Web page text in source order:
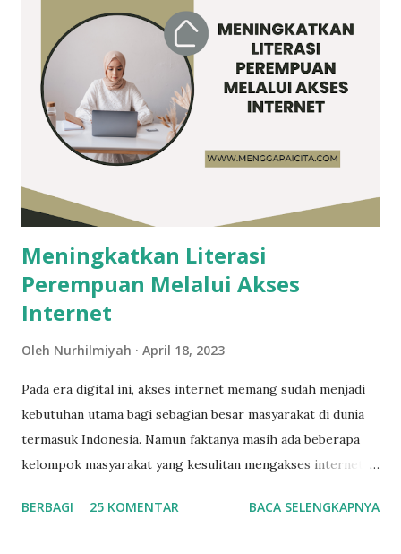
rencana pergi bersama ke suatu tempat. Sebagai seorang
manusia, pantaskah membeda-bedakan orang berdasarkan
subjektivitas? Misalnya, karena mudah diajak nongki ke sana
ke sini, pergi konferensi internasional bareng ke luar
negeri, makan siang bersama di ruang milik semua namun
hanya mengajak bicara teman satu circle-nya. Hal ini sangat
circle pertemanan / Sumber: Kibrispdr Sikap dan Pe...
Meningkatkan Literasi
Perempuan Melalui Akses
Internet
Oleh Nurhilmiyah April 18, 2023
Pada era digital ini, akses internet memang sudah menjadi
kebutuhan utama bagi sebagian besar masyarakat di dunia
termasuk Indonesia. Namun faktanya masih ada beberapa
kelompok masyarakat yang kesulitan mengakses internet.
perempuan yang baik dan terus berkembang sangat penting
BERBAGI 25 KOMENTAR BACA SELENGKAPNYA